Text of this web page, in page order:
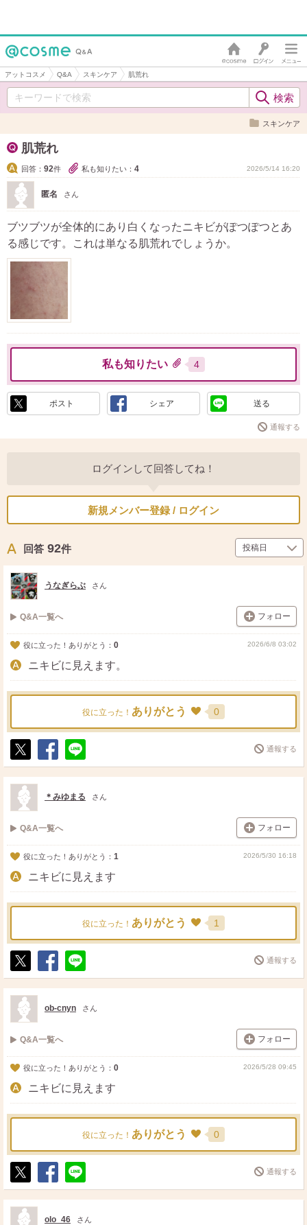
アットコスメ Q&A スキンケア 肌荒れ
スキンケア
肌荒れ
回答： 92件 私も知りたい： 4 2026/5/14 16:20
匿名 さん
ブツブツが全体的にあり白くなったニキビがぽつぽつとあ
る感じです。これは単なる肌荒れでしょうか。
私も知りたい 4
ポスト シェア 送る
通報する
ログインして回答してね！
新規メンバー登録 / ログイン
回答 92件
うなぎらぶ さん
Q&A一覧へ フォロー
役に立った！ありがとう： 0 2026/6/8 03:02
ニキビに見えます。
役に立った！ ありがとう 0
ポ
ス
ト
シ
ェ
送
る
通報する
＊みゆまる さん
Q&A一覧へ フォロー
役に立った！ありがとう： 1 2026/5/30 16:18
ニキビに見えます
役に立った！ ありがとう 1
ポ
ス
ト
シ
ェ
送
る
通報する
ob-cnyn さん
Q&A一覧へ フォロー
役に立った！ありがとう： 0 2026/5/28 09:45
ニキビに見えます
役に立った！ ありがとう 0
ポ
ス
ト
シ
ェ
送
る
通報する
olo_46 さん